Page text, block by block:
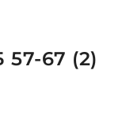
67 (2)